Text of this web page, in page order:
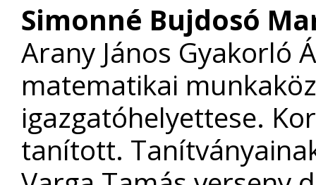
Simonné Bujdosó
Arany János Gyakorló
matematikai
igazgatóhelyettese.
tanított.